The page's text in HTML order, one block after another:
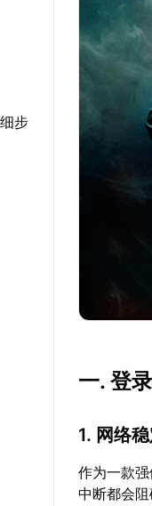
步
一. 登
1. 网络
作为一款
中断都会